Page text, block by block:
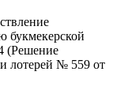
букмекерской
(Решение
лотерей № 559 от